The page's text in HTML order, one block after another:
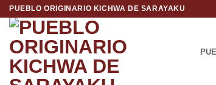
Saltar
contenido
PUEBLO ORIGINARIO KICHWA DE SARAYAKU